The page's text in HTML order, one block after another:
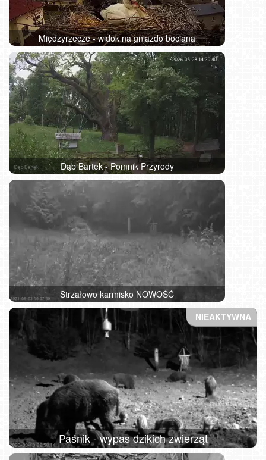
Międzyrzecze - widok na gniazdo bociana
Dąb Bartek - Pomnik Przyrody
Strzałowo karmisko NOWOŚĆ
Paśnik - wypas dzikich zwierząt